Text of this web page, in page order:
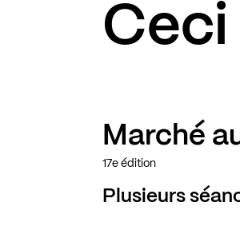
Marché
17e édition
Plusieurs